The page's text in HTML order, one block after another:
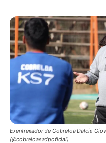
Exentrenador de Cobreloa Dalcio
(@cobreloasadpoficial)